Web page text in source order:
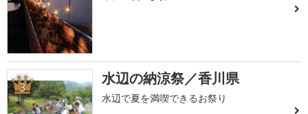
3 水辺の納涼祭／香川県
水辺で夏を満喫できるお祭り